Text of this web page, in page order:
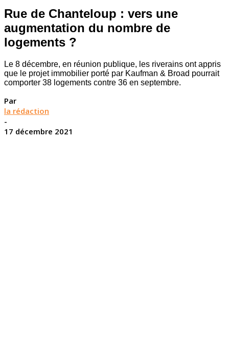
Rue de Chanteloup : vers une
augmentation du nombre de
logements ?
Le 8 décembre, en réunion publique, les riverains ont appris
que le projet immobilier porté par Kaufman & Broad pourrait
comporter 38 logements contre 36 en septembre.
Par
la rédaction
-
17 décembre 2021